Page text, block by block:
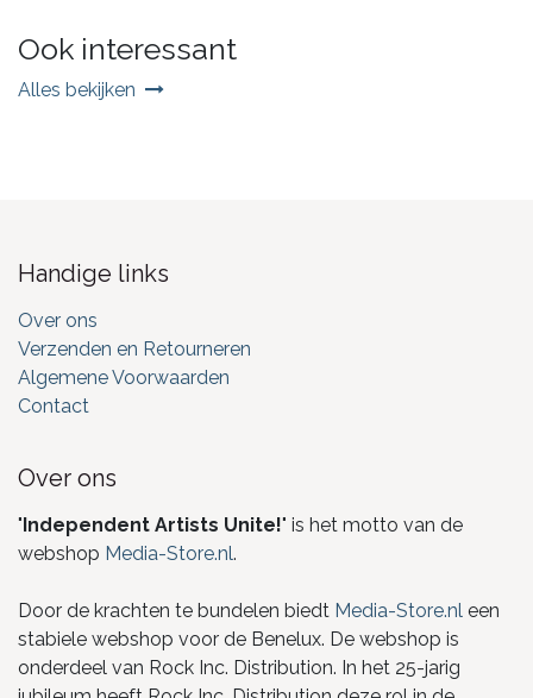
Ook interessant
Alles bekijken
Handige links
Over ons
Verzenden en Retourneren
Algemene Voorwaarden
Contact
Over ons
"Independent Artists Unite!" is het motto van de
webshop Media-Store.nl.
Door de krachten te bundelen biedt Media-Store.nl een
stabiele webshop voor de Benelux. De webshop is
onderdeel van Rock Inc. Distribution. In het 25-jarig